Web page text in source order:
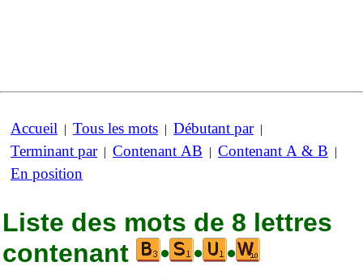
Accueil | Tous les mots | Débutant par|
Terminant par| Contenant AB | Contenant A & B |
En position
Liste des mots de 8 lettres
contenant
• • •